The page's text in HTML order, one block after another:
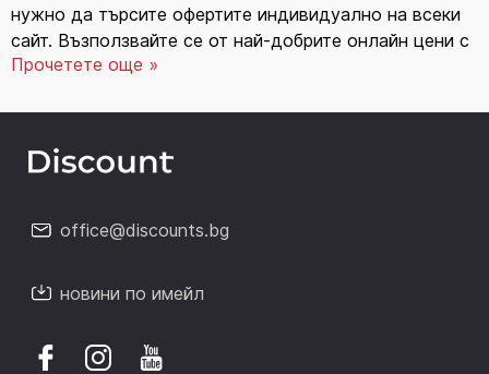
нужно да търсите офертите индивидуално на всеки
сайт. Възползвайте се от най-добрите онлайн цени с
помощта наDiscounts.bg
Ръководство за
спромоционални кодове
всякога през 2023.Българските магазини
купони, които намаляват вашите разходи. Ако знаете
страхотни отстъпки на любимите си продукти.
Прочетете още »
office@discounts.bg
новини по имейл